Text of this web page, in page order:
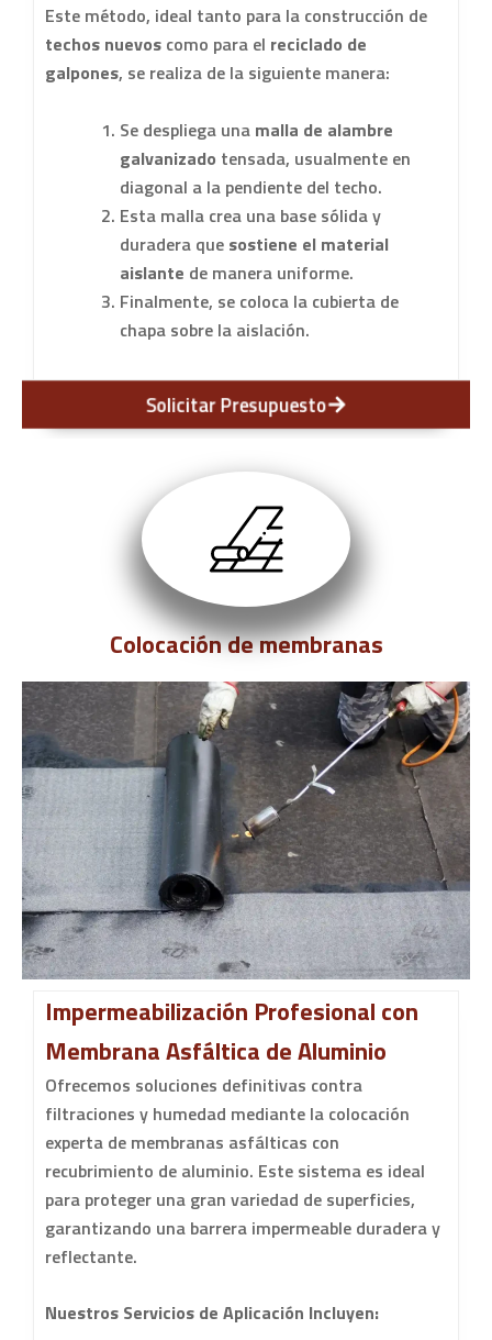
Este método, ideal tanto para la construcción de
techos nuevos como para el reciclado de
galpones, se realiza de la siguiente manera:
Se despliega una malla de alambre
galvanizado tensada, usualmente en
diagonal a la pendiente del techo.
Esta malla crea una base sólida y
duradera que sostiene el material
aislante de manera uniforme.
Finalmente, se coloca la cubierta de
chapa sobre la aislación.
Solicitar Presupuesto
Colocación de membranas
Impermeabilización Profesional con
Membrana Asfáltica de Aluminio
Ofrecemos soluciones definitivas contra
filtraciones y humedad mediante la colocación
experta de membranas asfálticas con
recubrimiento de aluminio. Este sistema es ideal
para proteger una gran variedad de superficies,
garantizando una barrera impermeable duradera y
reflectante.
Nuestros Servicios de Aplicación Incluyen: